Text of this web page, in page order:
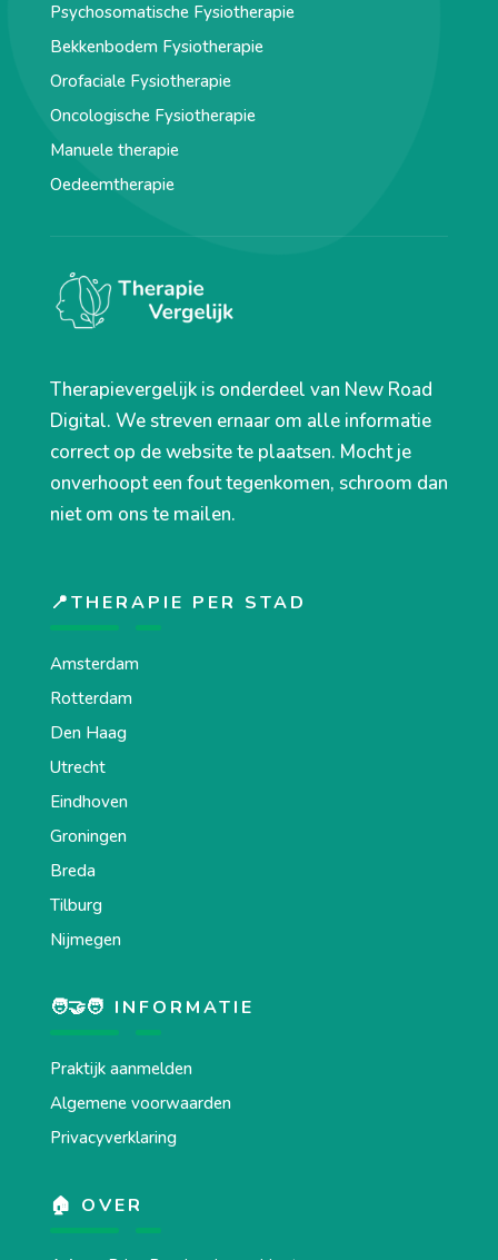
Psychosomatische Fysiotherapie
Bekkenbodem Fysiotherapie
Orofaciale Fysiotherapie
Oncologische Fysiotherapie
Manuele therapie
Oedeemtherapie
Therapievergelijk is onderdeel van New Road
Digital. We streven ernaar om alle informatie
correct op de website te plaatsen. Mocht je
onverhoopt een fout tegenkomen, schroom dan
niet om ons te mailen.
📍THERAPIE PER STAD
Amsterdam
Rotterdam
Den Haag
Utrecht
Eindhoven
Groningen
Breda
Tilburg
Nijmegen
🧑‍🤝‍🧑 INFORMATIE
Praktijk aanmelden
Algemene voorwaarden
Privacyverklaring
🏠 OVER